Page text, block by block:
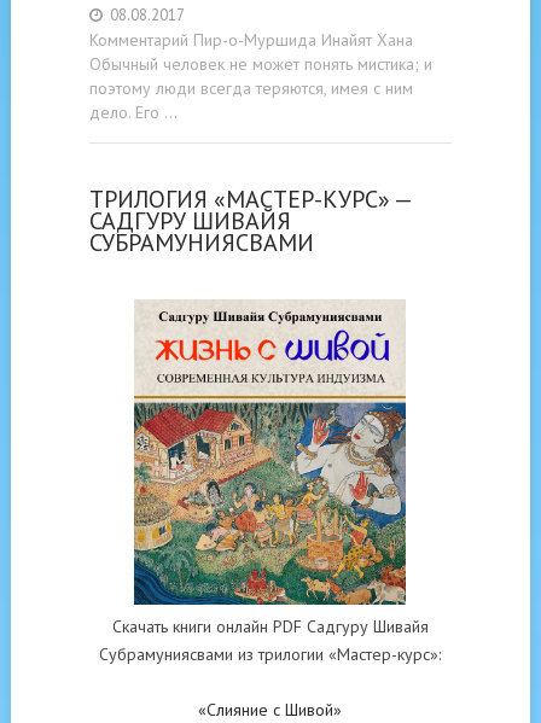
08.08.2017
Комментарий Пир-о-Муршида Инайят Хана
Обычный человек не может понять мистика; и
поэтому люди всегда теряются, имея с ним
дело. Его …
ТРИЛОГИЯ «МАСТЕР-КУРС» —
САДГУРУ ШИВАЙЯ
СУБРАМУНИЯСВАМИ
Скачать книги онлайн PDF Садгуру Шивайя
Субрамуниясвами из трилогии «Мастер-курс»:
«Слияние с Шивой»